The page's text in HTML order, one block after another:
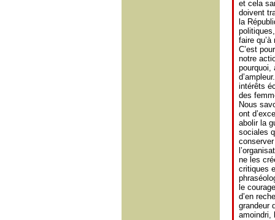
et cela
doivent
la
faire
C’est
notre
pourquoi,
intérêts
des
Nous
ont
abolir la
sociales
ne les
critiques
le
d’en
grandeur
amoindri,